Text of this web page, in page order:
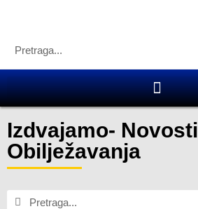
Izdvajamo- Novosti
Obilježavanja